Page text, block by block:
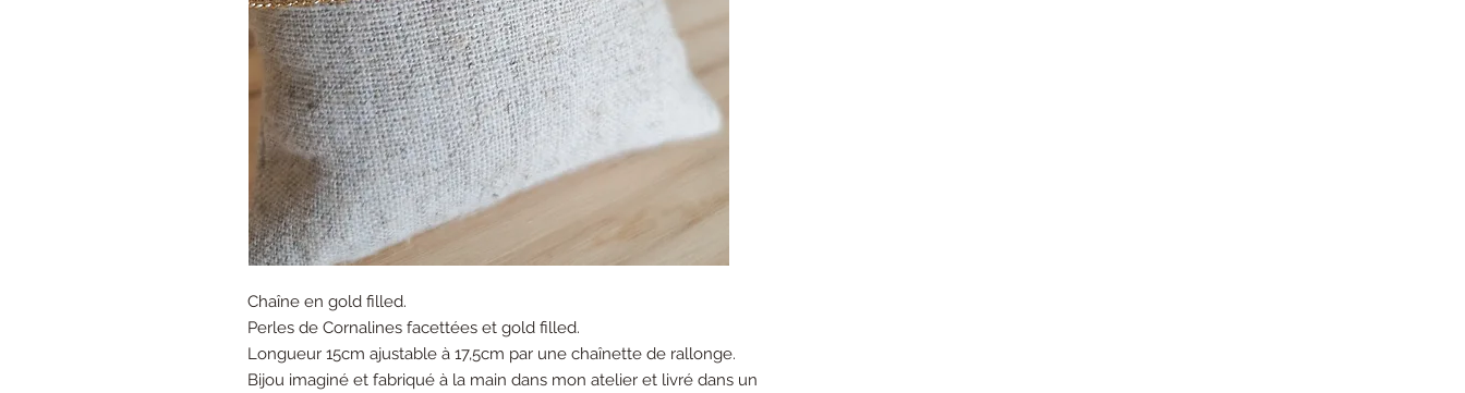
Chaîne en gold filled.
Perles de Cornalines facettées et gold filled.
Longueur 15cm ajustable à 17,5cm par une chaînette de rallonge.
Bijou imaginé et fabriqué à la main dans mon atelier et livré dans un